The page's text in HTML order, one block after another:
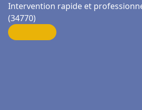
Intervention rapide et
(34770)